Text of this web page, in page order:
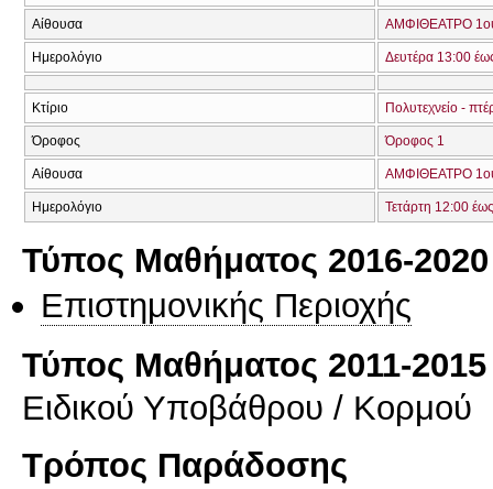
Αίθουσα ΑΜΦΙΘΕΑΤΡΟ
Ημερολόγιο Δευτέρα 13:00
Κτίριο Πολυτεχνείο -
Όροφος Όροφος 1
Αίθουσα ΑΜΦΙΘΕΑΤΡΟ
Ημερολόγιο Τετάρτη 12:00
Τύπος Μαθήματος 2016-2020
Επιστημονικής Περιοχής
Τύπος Μαθήματος 2011-2015
Ειδικού Υποβάθρου / Κορμού
Τρόπος Παράδοσης